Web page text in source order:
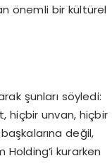
önemli bir kültürel
şunları söyledi:
hiçbir unvan, hiçbir
na değil,
Holding’i kurarken